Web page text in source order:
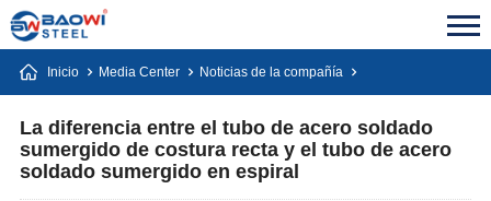
Inicio Media Center Noticias de la compañía
La diferencia entre el tubo de acero soldado
sumergido de costura recta y el tubo de acero
soldado sumergido en espiral